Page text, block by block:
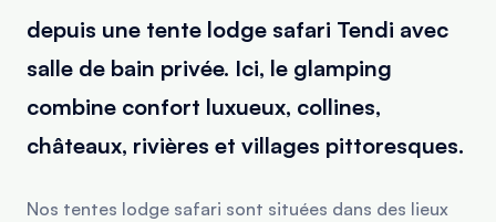
depuis une tente lodge safari Tendi avec
salle de bain privée. Ici, le glamping
combine confort luxueux, collines,
châteaux, rivières et villages pittoresques.
Nos tentes lodge safari sont situées dans des lieux